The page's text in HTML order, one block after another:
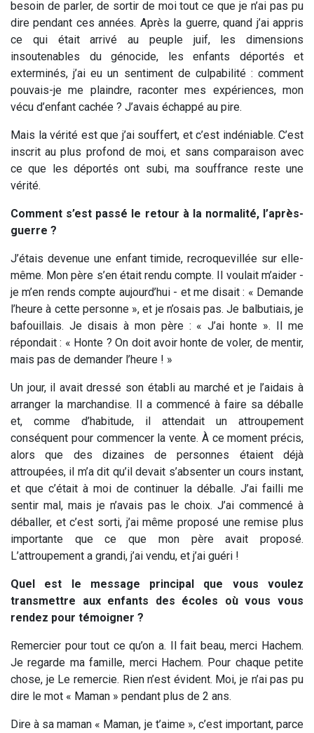
besoin de parler, de sortir de moi tout ce que je n’ai pas pu
dire pendant ces années. Après la guerre, quand j’ai appris
ce qui était arrivé au peuple juif, les dimensions
insoutenables du génocide, les enfants déportés et
exterminés, j’ai eu un sentiment de culpabilité : comment
pouvais-je me plaindre, raconter mes expériences, mon
vécu d’enfant cachée ? J’avais échappé au pire.
Mais la vérité est que j’ai souffert, et c’est indéniable. C’est
inscrit au plus profond de moi, et sans comparaison avec
ce que les déportés ont subi, ma souffrance reste une
vérité.
Comment s’est passé le retour à la normalité, l’après-
guerre ?
J’étais devenue une enfant timide, recroquevillée sur elle-
même. Mon père s’en était rendu compte. Il voulait m’aider -
je m’en rends compte aujourd’hui - et me disait : « Demande
l’heure à cette personne », et je n’osais pas. Je balbutiais, je
bafouillais. Je disais à mon père : « J’ai honte ». Il me
répondait : « Honte ? On doit avoir honte de voler, de mentir,
mais pas de demander l’heure ! »
Un jour, il avait dressé son établi au marché et je l’aidais à
arranger la marchandise. Il a commencé à faire sa déballe
et, comme d’habitude, il attendait un attroupement
conséquent pour commencer la vente. À ce moment précis,
alors que des dizaines de personnes étaient déjà
attroupées, il m’a dit qu’il devait s’absenter un cours instant,
et que c’était à moi de continuer la déballe. J’ai failli me
sentir mal, mais je n’avais pas le choix. J’ai commencé à
déballer, et c’est sorti, j’ai même proposé une remise plus
importante que ce que mon père avait proposé.
L’attroupement a grandi, j’ai vendu, et j’ai guéri !
Quel est le message principal que vous voulez
transmettre aux enfants des écoles où vous vous
rendez pour témoigner ?
Remercier pour tout ce qu’on a. Il fait beau, merci Hachem.
Je regarde ma famille, merci Hachem. Pour chaque petite
chose, je Le remercie. Rien n’est évident. Moi, je n’ai pas pu
dire le mot « Maman » pendant plus de 2 ans.
Dire à sa maman « Maman, je t’aime », c’est important, parce